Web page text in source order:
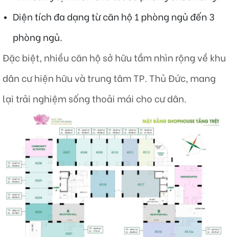
Diện tích đa dạng từ căn hộ 1 phòng ngủ đến 3
phòng ngủ.
Đặc biệt, nhiều căn hộ sở hữu tầm nhìn rộng về khu
dân cư hiện hữu và trung tâm TP. Thủ Đức, mang
lại trải nghiệm sống thoải mái cho cư dân.